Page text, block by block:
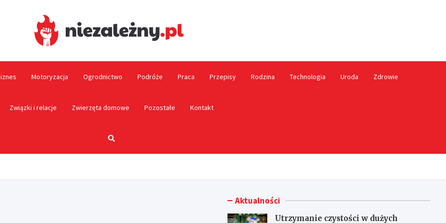
Motoryzacja Ogrodnictwo Podróże Praca Przepisy Rodzina Technologia Uroda Zdrowie
Związki i relacje Zwierzęta domowe Pozostałe Kontakt
Aktualności
Utrzymanie czystości w dużych